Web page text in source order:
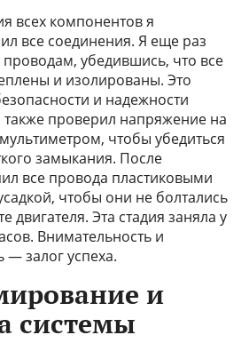
всех компонентов я
все соединения. Я еще раз
убедившись, что все
и изолированы. Это
и надежности
проверил напряжение на
чтобы убедиться
замыкания. После
все провода пластиковыми
чтобы они не болтались
двигателя. Эта стадия заняла у
Внимательность и
— залог успеха.
и
системы